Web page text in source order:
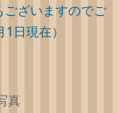
ございますのでご
日現在）
真